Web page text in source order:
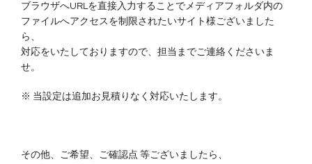
ブラウザへURLを直接入力することでメディアフォルダ内の
ファイルへアクセスを制限されたいサイト様ございました
ら、
対応をいたしておりますので、担当までご連絡くださいま
せ。
※ 当設定は追加お見積りなく対応いたします。
その他、ご希望、ご確認点 等ございましたら、